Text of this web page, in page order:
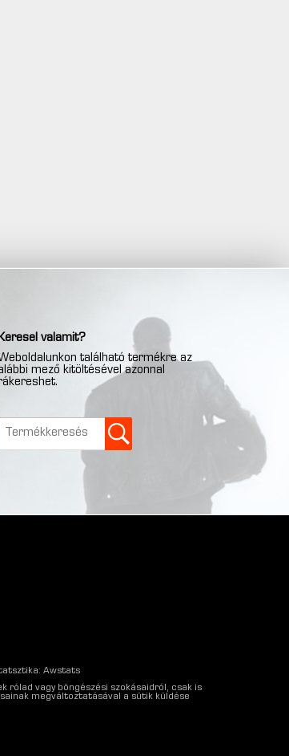
valamit?
található termékre az
mező kitöltésével azonnal
Awstats
rólad vagy böngészési szokásaidról, csak is
megváltoztatásával a sütik küldése